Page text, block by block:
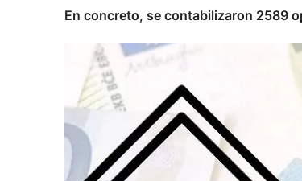
En concreto, se contabilizaron 2589